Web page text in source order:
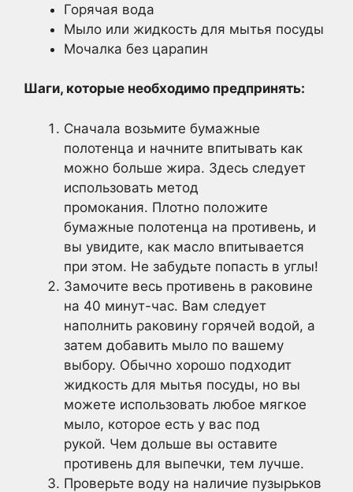
Горячая вода
Мыло или жидкость для мытья посуды
Мочалка без царапин
Шаги, которые необходимо предпринять:
Сначала возьмите бумажные
полотенца и начните впитывать как
можно больше жира. Здесь следует
использовать метод
промокания. Плотно положите
бумажные полотенца на противень, и
вы увидите, как масло впитывается
при этом. Не забудьте попасть в углы!
Замочите весь противень в раковине
на 40 минут-час. Вам следует
наполнить раковину горячей водой, а
затем добавить мыло по вашему
выбору. Обычно хорошо подходит
жидкость для мытья посуды, но вы
можете использовать любое мягкое
мыло, которое есть у вас под
рукой. Чем дольше вы оставите
противень для выпечки, тем лучше.
Проверьте воду на наличие пузырьков